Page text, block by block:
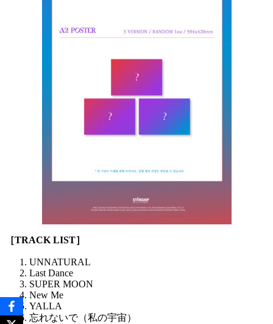
［TRACK LIST］
UNNATURAL
Last Dance
SUPER MOON
New Me
YALLA
忘れないで（私の宇宙）